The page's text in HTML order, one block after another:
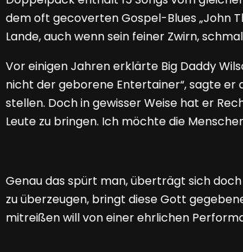
dem oft gecoverten Gospel-Blues „John
Lande, auch wenn sein feiner Zwirn,
Vor einigen Jahren erklärte Big Daddy
nicht der geborene Entertainer“, sagte er
stellen. Doch in gewisser Weise hat er
Leute zu bringen. Ich möchte die
Genau das spürt man, überträgt sich
zu überzeugen, bringt diese Gott
mitreißen will von einer ehrlichen